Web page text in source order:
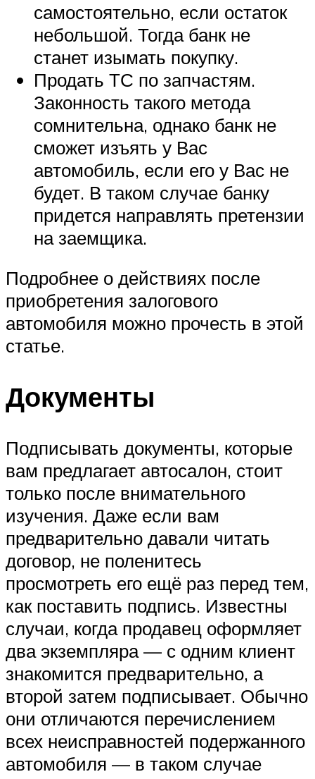
самостоятельно, если остаток
небольшой. Тогда банк не
станет изымать покупку.
Продать ТС по запчастям.
Законность такого метода
сомнительна, однако банк не
сможет изъять у Вас
автомобиль, если его у Вас не
будет. В таком случае банку
придется направлять претензии
на заемщика.
Подробнее о действиях после
приобретения залогового
автомобиля можно прочесть в этой
статье.
Документы
Подписывать документы, которые
вам предлагает автосалон, стоит
только после внимательного
изучения. Даже если вам
предварительно давали читать
договор, не поленитесь
просмотреть его ещё раз перед тем,
как поставить подпись. Известны
случаи, когда продавец оформляет
два экземпляра — с одним клиент
знакомится предварительно, а
второй затем подписывает. Обычно
они отличаются перечислением
всех неисправностей подержанного
автомобиля — в таком случае